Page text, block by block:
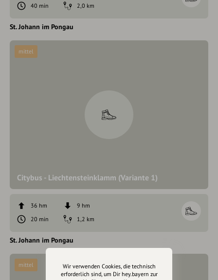
40 min
2,0 km
St. Johann im Pongau
Citybus - Liechtensteinklamm (Variante 1)
mittel
36 hm
9 hm
20 min
1,2 km
St. Johann im Pongau
mittel
Wir verwenden Cookies, die technisch
erforderlich sind, um Dir hey.bayern zur